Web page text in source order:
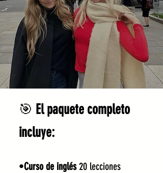
🎯 El paquete completo
incluye:
•Curso de inglés20 lecciones